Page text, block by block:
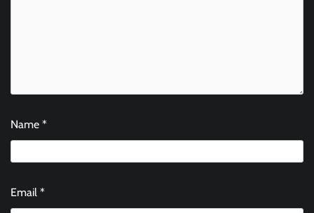
Name *
Email *